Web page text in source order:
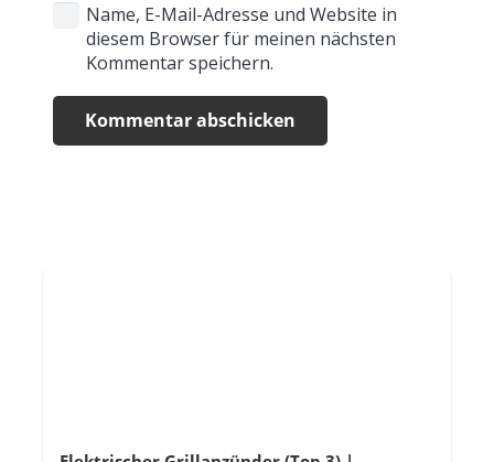
Name, E-Mail-Adresse und Website in
diesem Browser für meinen nächsten
Kommentar speichern.
Kommentar abschicken